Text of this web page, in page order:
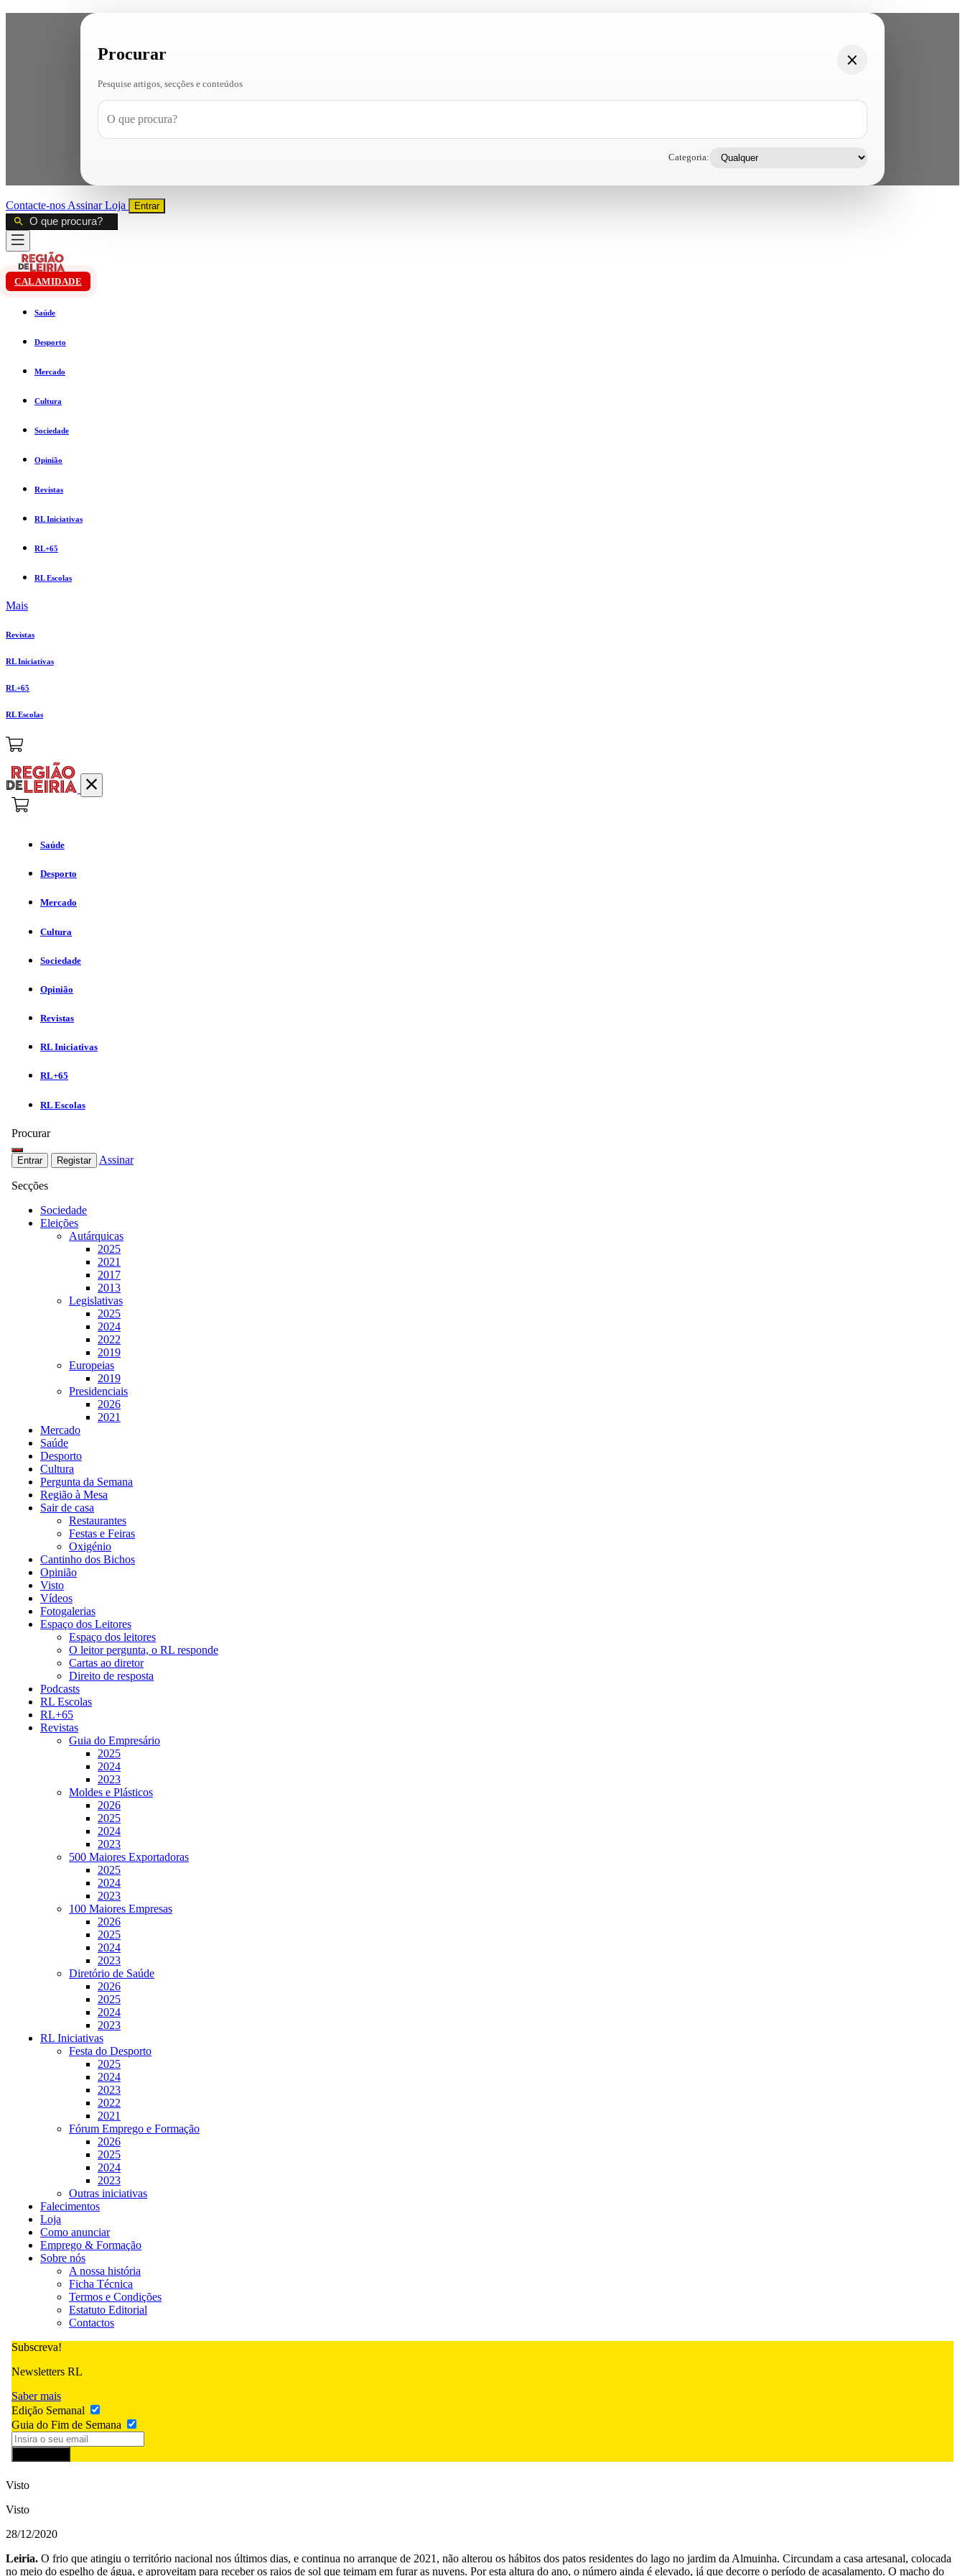
Procurar
Pesquise artigos, secções e conteúdos
Categoria:
Contacte-nos AssinarLoja Entrar
CALAMIDADE
Saúde
Desporto
Mercado
Cultura
Sociedade
Opinião
Revistas
RL Iniciativas
RL+65
RL Escolas
Mais
Revistas
RL Iniciativas
RL+65
RL Escolas
Saúde
Desporto
Mercado
Cultura
Sociedade
Opinião
Revistas
RL Iniciativas
RL+65
RL Escolas
Procurar
Entrar Registar Assinar
Secções
Sociedade
Eleições
Autárquicas
2025
2021
2017
2013
Legislativas
2025
2024
2022
2019
Europeias
2019
Presidenciais
2026
2021
Mercado
Saúde
Desporto
Cultura
Pergunta da Semana
Região à Mesa
Sair de casa
Restaurantes
Festas e Feiras
Oxigénio
Cantinho dos Bichos
Opinião
Visto
Vídeos
Fotogalerias
Espaço dos Leitores
Espaço dos leitores
O leitor pergunta, o RL responde
Cartas ao diretor
Direito de resposta
Podcasts
RL Escolas
RL+65
Revistas
Guia do Empresário
2025
2024
2023
Moldes e Plásticos
2026
2025
2024
2023
500 Maiores Exportadoras
2025
2024
2023
100 Maiores Empresas
2026
2025
2024
2023
Diretório de Saúde
2026
2025
2024
2023
RL Iniciativas
Festa do Desporto
2025
2024
2023
2022
2021
Fórum Emprego e Formação
2026
2025
2024
2023
Outras iniciativas
Falecimentos
Loja
Como anunciar
Emprego & Formação
Sobre nós
A nossa história
Ficha Técnica
Termos e Condições
Estatuto Editorial
Contactos
Subscreva!
Newsletters RL
Saber mais
Edição Semanal
Guia do Fim de Semana
Visto
Visto
28/12/2020
Leiria. O frio que atingiu o território nacional nos últimos dias, e continua no arranque de 2021, não alterou os hábitos dos patos residentes do lago no jardim da Almuinha. Circundam a casa artesanal, colocada
no meio do espelho de água, e aproveitam para receber os raios de sol que teimam em furar as nuvens. Por esta altura do ano, o número ainda é elevado, já que decorre o período de acasalamento. O macho do